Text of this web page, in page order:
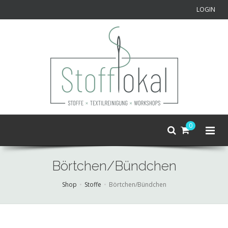
LOGIN
0
Börtchen/Bündchen
Shop Stoffe Börtchen/Bündchen